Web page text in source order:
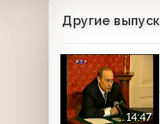
Другие
14:47